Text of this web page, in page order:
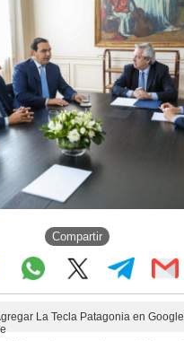
Compartir
La Tecla Patagonia en Google